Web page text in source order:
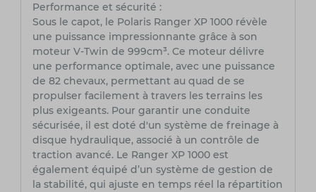
Performance et sécurité :
Sous le capot, le Polaris Ranger XP 1000 révèle
une puissance impressionnante grâce à son
moteur V-Twin de 999cm³. Ce moteur délivre
une performance optimale, avec une puissance
de 82 chevaux, permettant au quad de se
propulser facilement à travers les terrains les
plus exigeants. Pour garantir une conduite
sécurisée, il est doté d'un système de freinage à
disque hydraulique, associé à un contrôle de
traction avancé. Le Ranger XP 1000 est
également équipé d’un système de gestion de
la stabilité, qui ajuste en temps réel la répartition